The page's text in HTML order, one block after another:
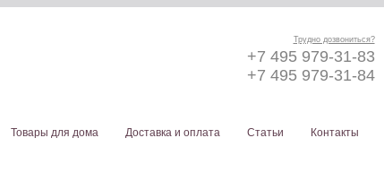
Трудно дозвониться?
+7 495 979-31-83
+7 495 979-31-84
Товары для дома Доставка и оплата Статьи Контакты